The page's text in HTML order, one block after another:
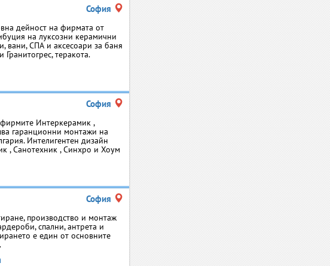
София
дейност на фирмата от
на луксозни керамични
вани, СПА и аксесоари за баня
теракота.
София
Интеркерамик ,
гаранционни монтажи на
Интелигентен дизайн
, Санотехник , Синхро и Хоум
София
производство и монтаж
спални, антрета и
е един от основните